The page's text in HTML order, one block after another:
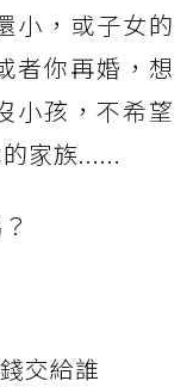
小，或子女的
者你再婚，想
小孩，不希望
家族......
交給誰